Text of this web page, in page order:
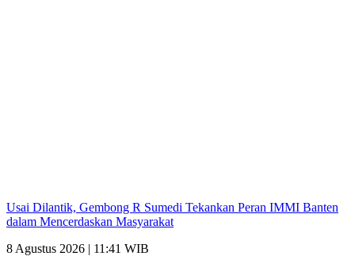
Usai Dilantik, Gembong R Sumedi Tekankan Peran IMMI Banten
dalam Mencerdaskan Masyarakat
8 Agustus 2026 | 11:41 WIB